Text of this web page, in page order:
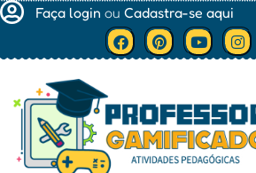
Faça login ou Cadastra-se aqui